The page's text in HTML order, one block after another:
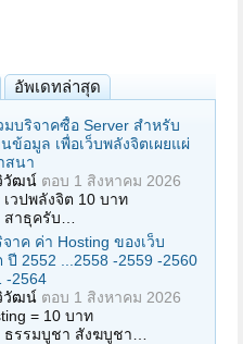
อัพเดทล่าสุด
มบริจาคซื้อ Server สำหรับ
ข้อมูล เพื่อเว็บพลังจิตเผยแผ่
สนา
วัฒน์ ตอบ 1 สิงหาคม 2026
วปพลังจิต 10 บาท
าธุครับ…
าค ค่า Hosting ของเว็บ
ปี 2552 ...2558 -2559 -2560
-2564
วัฒน์ ตอบ 1 สิงหาคม 2026
= 10 บาท
ธรรมบูชา สังฆบูชา…